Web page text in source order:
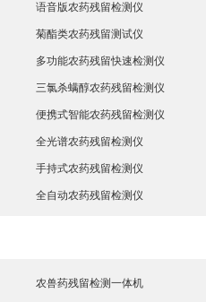
语音版农药残留检测仪
菊酯类农药残留测试仪
多功能农药残留快速检测仪
三氯杀螨醇农药残留检测仪
便携式智能农药残留检测仪
全光谱农药残留检测仪
手持式农药残留检测仪
全自动农药残留检测仪
农兽药残留检测一体机